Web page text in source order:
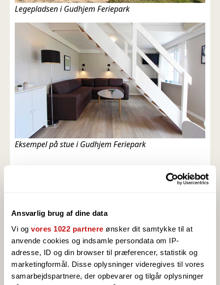
Ansvarlig brug af dine data
Vi og vores 1022 partnere ønsker dit samtykke til at
anvende cookies og indsamle persondata om IP-
adresse, ID og din browser til præferencer, statistik og
marketingformål. Disse oplysninger videregives til vores
samarbejdspartnere, der opbevarer og tilgår oplysninger
Legepladsen i Gudhjem Feriepark
Eksempel på stue i Gudhjem Feriepark
Indretningsskitse for huse i Gudhjem Feriepark